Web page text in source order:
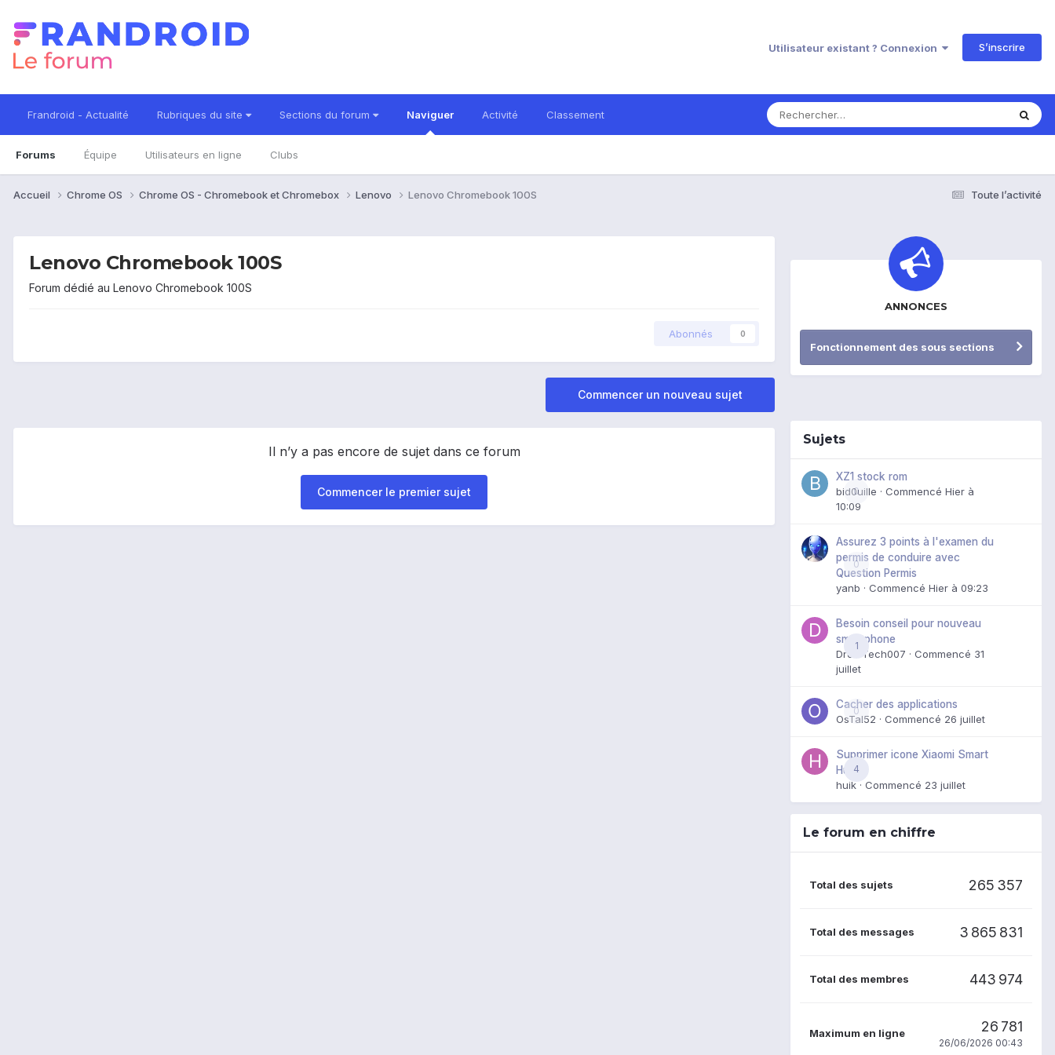
Utilisateur existant ? Connexion S’inscrire
Frandroid - Actualité Rubriques du site Sections du forum Naviguer
Forums Équipe Utilisateurs en ligne Clubs
Activité Classement
Toute l’activité
Accueil Chrome OS Chrome OS - Chromebook et Chromebox Lenovo Lenovo Chromebook 100S
Lenovo Chromebook 100S
Forum dédié au Lenovo Chromebook 100S
Abonnés 0
Commencer un nouveau sujet
Il n’y a pas encore de sujet dans ce forum
Commencer le premier sujet
ANNONCES
Fonctionnement des sous sections
Sujets
0
XZ1 stock rom
bid0uille · Commencé Hier à
10:09
0
Assurez 3 points à l'examen du
permis de conduire avec
Question Permis
yanb · Commencé Hier à 09:23
1
Besoin conseil pour nouveau
smartphone
DroidTech007 · Commencé 31
juillet
0
Cacher des applications
OsTal52 · Commencé 26 juillet
4
Supprimer icone Xiaomi Smart
Hub
huik · Commencé 23 juillet
Le forum en chiffre
Total des sujets 265 357
Total des messages 3 865 831
Total des membres 443 974
Maximum en ligne 26 781
26/06/2026 00:43